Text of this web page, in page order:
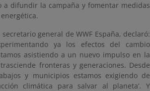
a difundir la campaña y fomentar medidas
general de WWF España, declaró:
ya los efectos del cambio
asistiendo a un nuevo impulso en la
fronteras y generaciones. Desde
y municipios estamos exigiendo de
climática para salvar al planeta’. Y